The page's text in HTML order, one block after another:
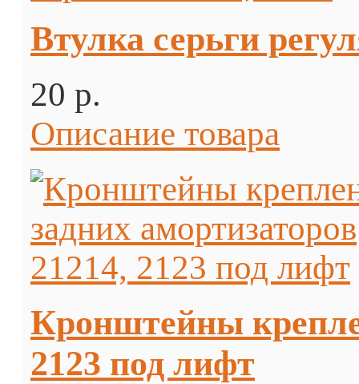
Втулка серьги
20 p.
Описание товара
Кронштейны
2123 под лифт